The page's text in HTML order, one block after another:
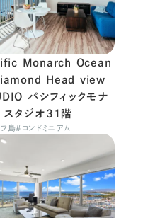
Monarch Ocean
Head view
パシフィックモナ
スタジオ31階
島# コンドミニアム